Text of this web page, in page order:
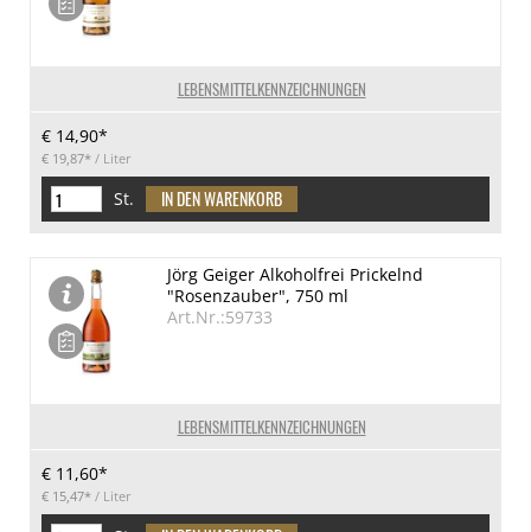
LEBENSMITTELKENNZEICHNUNGEN
€ 14,90*
€ 19,87* / Liter
St.
LEBENSMITTELKENNZEICHNUNGEN
Jörg Geiger Alkoholfrei Prickelnd
"Rosenzauber", 750 ml
Art.Nr.:59733
€ 11,60*
€ 15,47* / Liter